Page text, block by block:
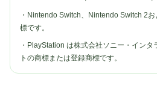
・Nintendo Switch、Nintendo Switch 2
標です。
・PlayStation は株式会社ソニー・イン
トの商標または登録商標です。